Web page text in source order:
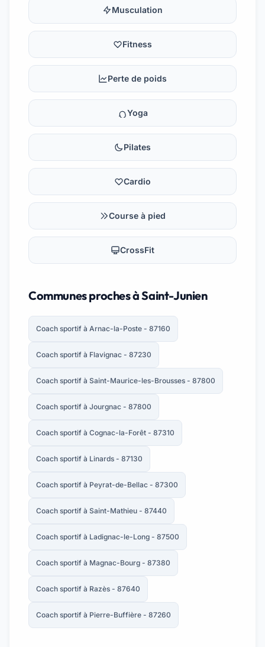
Musculation
Fitness
Perte de poids
Yoga
Pilates
Cardio
Course à pied
CrossFit
Communes proches à Saint-Junien
Coach sportif à Arnac-la-Poste - 87160
Coach sportif à Flavignac - 87230
Coach sportif à Saint-Maurice-les-Brousses - 87800
Coach sportif à Jourgnac - 87800
Coach sportif à Cognac-la-Forêt - 87310
Coach sportif à Linards - 87130
Coach sportif à Peyrat-de-Bellac - 87300
Coach sportif à Saint-Mathieu - 87440
Coach sportif à Ladignac-le-Long - 87500
Coach sportif à Magnac-Bourg - 87380
Coach sportif à Razès - 87640
Coach sportif à Pierre-Buffière - 87260